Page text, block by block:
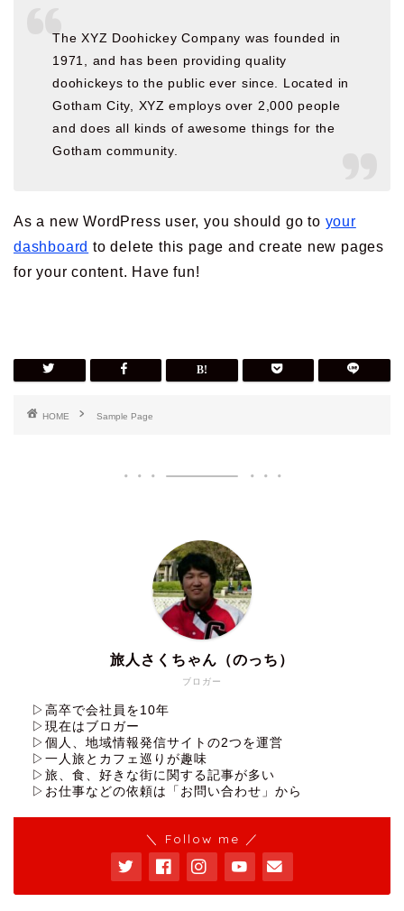
The XYZ Doohickey Company was founded in
1971, and has been providing quality
doohickeys to the public ever since. Located in
Gotham City, XYZ employs over 2,000 people
and does all kinds of awesome things for the
Gotham community.
As a new WordPress user, you should go to your
dashboard to delete this page and create new pages
for your content. Have fun!
HOME Sample Page
ブロガー
旅人さくちゃん（のっち）
▷高卒で会社員を10年
▷現在はブロガー
▷個人、地域情報発信サイトの2つを運営
▷一人旅とカフェ巡りが趣味
▷旅、食、好きな街に関する記事が多い
▷お仕事などの依頼は「お問い合わせ」から
＼ Follow me ／